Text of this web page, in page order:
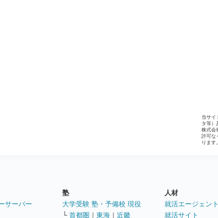
当サイ
タ等）
株式会
許可な
ります
サーバー
塾
大学受験 塾・予備校 現役
└ 首都圏 ｜ 東海 ｜ 近畿
人材
就活エージェン
就活サイト